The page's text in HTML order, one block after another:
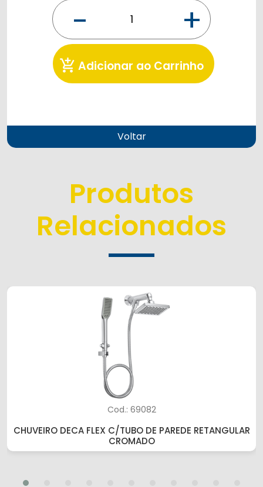
- +
add_shopping_cart Adicionar ao Carrinho
Voltar
Produtos
Relacionados
Cod.: 69082
CHUVEIRO DECA FLEX C/TUBO DE PAREDE RETANGULAR
CROMADO